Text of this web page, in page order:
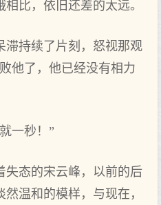
比，依旧还差的太远。
滞持续了片刻，怒视那观
他了，他已经没有相力
一秒！”
失态的宋云峰，以前的后
温和的模样，与现在，